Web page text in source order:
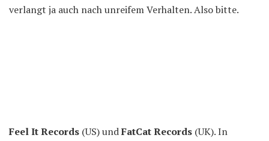
verlangt ja auch nach unreifem Verhalten. Also bitte.
Feel It Records (US) undFatCat Records (UK). In